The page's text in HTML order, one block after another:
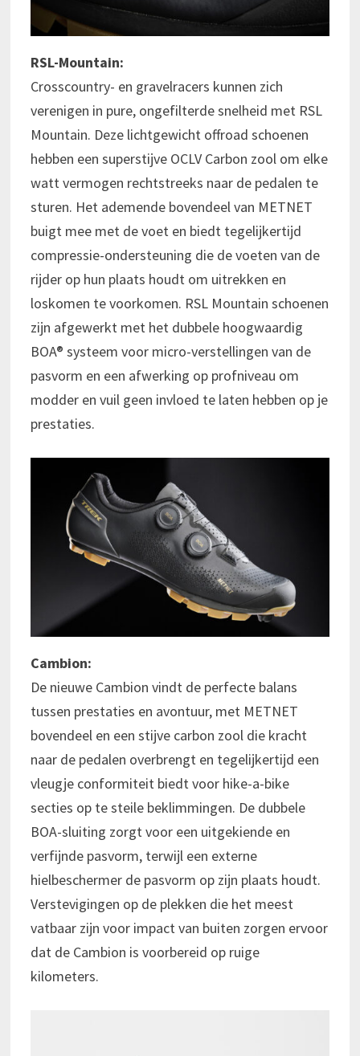
RSL-Mountain:
Crosscountry- en gravelracers kunnen zich
verenigen in pure, ongefilterde snelheid met RSL
Mountain. Deze lichtgewicht offroad schoenen
hebben een superstijve OCLV Carbon zool om elke
watt vermogen rechtstreeks naar de pedalen te
sturen. Het ademende bovendeel van METNET
buigt mee met de voet en biedt tegelijkertijd
compressie-ondersteuning die de voeten van de
rijder op hun plaats houdt om uitrekken en
loskomen te voorkomen. RSL Mountain schoenen
zijn afgewerkt met het dubbele hoogwaardig
BOA® systeem voor micro-verstellingen van de
pasvorm en een afwerking op profniveau om
modder en vuil geen invloed te laten hebben op je
prestaties.
Cambion:
De nieuwe Cambion vindt de perfecte balans
tussen prestaties en avontuur, met METNET
bovendeel en een stijve carbon zool die kracht
naar de pedalen overbrengt en tegelijkertijd een
vleugje conformiteit biedt voor hike-a-bike
secties op te steile beklimmingen. De dubbele
BOA-sluiting zorgt voor een uitgekiende en
verfijnde pasvorm, terwijl een externe
hielbeschermer de pasvorm op zijn plaats houdt.
Verstevigingen op de plekken die het meest
vatbaar zijn voor impact van buiten zorgen ervoor
dat de Cambion is voorbereid op ruige
kilometers.